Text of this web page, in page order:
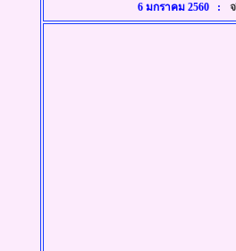
6 มกราคม 2560
: